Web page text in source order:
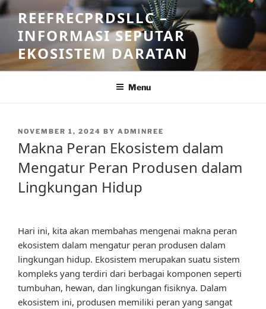
Skip
to
content
REEFRECPRDSLLC –
INFORMASI SEPUTAR
EKOSISTEM DARATAN
Menu
POSTED
NOVEMBER 1, 2024 BY ADMINREE
Makna Peran Ekosistem dalam
Mengatur Peran Produsen dalam
Lingkungan Hidup
Hari ini, kita akan membahas mengenai makna peran
ekosistem dalam mengatur peran produsen dalam
lingkungan hidup. Ekosistem merupakan suatu sistem
kompleks yang terdiri dari berbagai komponen seperti
tumbuhan, hewan, dan lingkungan fisiknya. Dalam
ekosistem ini, produsen memiliki peran yang sangat